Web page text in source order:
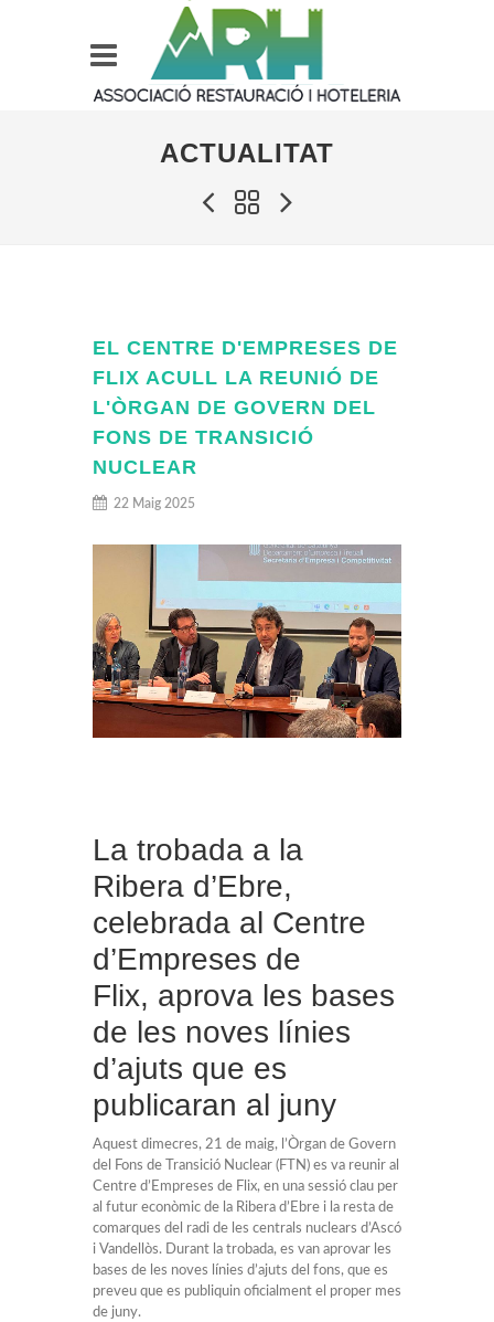
ACTUALITAT
EL CENTRE D'EMPRESES DE
FLIX ACULL LA REUNIÓ DE
L'ÒRGAN DE GOVERN DEL
FONS DE TRANSICIÓ
NUCLEAR
22 Maig 2025
La trobada a la
Ribera d’Ebre,
celebrada al Centre
d’Empreses de
Flix, aprova les bases
de les noves línies
d’ajuts que es
publicaran al juny
Aquest dimecres, 21 de maig, l’Òrgan de Govern
del Fons de Transició Nuclear (FTN) es va reunir al
Centre d’Empreses de Flix, en una sessió clau per
al futur econòmic de la Ribera d’Ebre i la resta de
comarques del radi de les centrals nuclears d’Ascó
i Vandellòs. Durant la trobada, es van aprovar les
bases de les noves línies d’ajuts del fons, que es
preveu que es publiquin oficialment el proper mes
de juny.